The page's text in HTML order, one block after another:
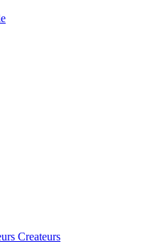
Createurs